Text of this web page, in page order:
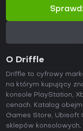
O Driffle
Driffle to cyfrowy
na którym kupujący
konsole PlayStation,
cenach. Katalog
Games Store, Ubisoft
sklepów